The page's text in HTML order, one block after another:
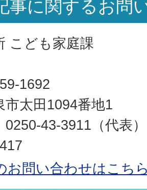
事に関するお問
こども家庭課
1692
市太田1094番地1
0250-43-3911（代表
お問い合わせはこち